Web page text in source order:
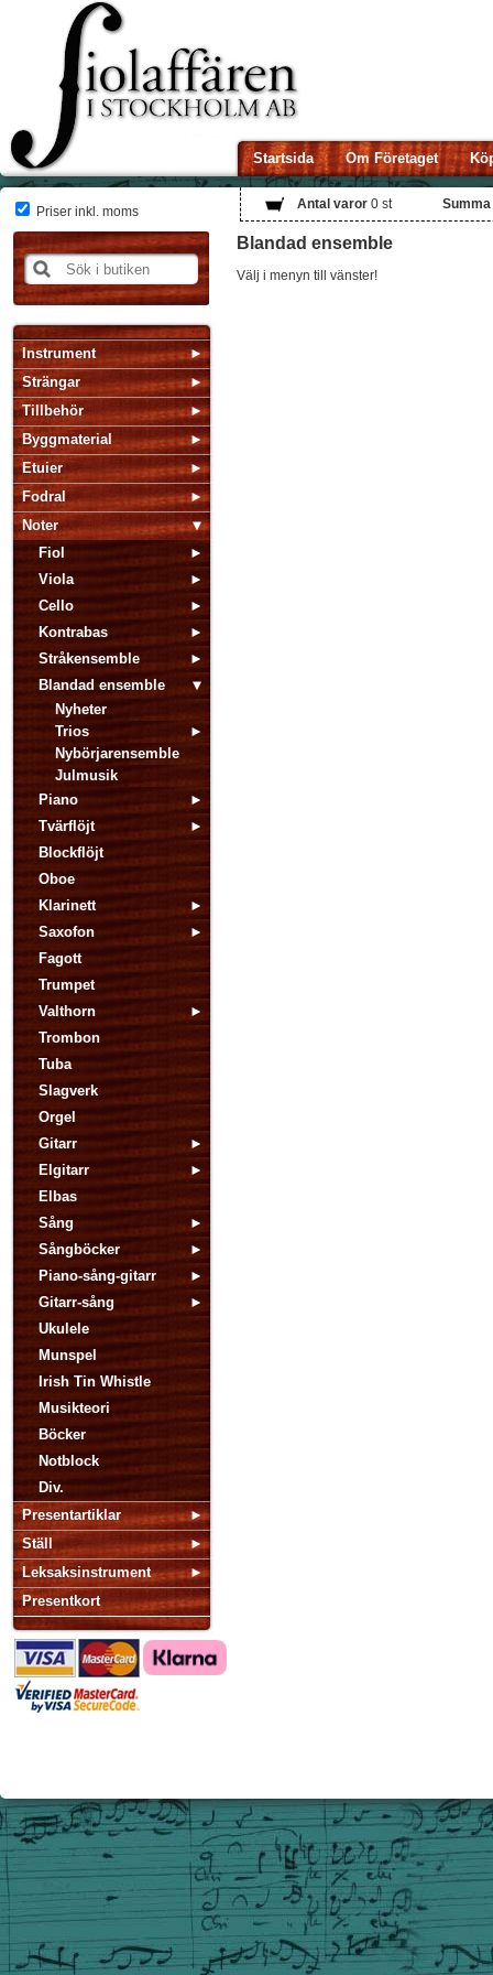
Startsida Om Företaget
Antal varor 0 st Summa
Priser inkl. moms
Instrument
Strängar
Tillbehör
Byggmaterial
Etuier
Fodral
Noter
Fiol
Viola
Cello
Kontrabas
Stråkensemble
Blandad ensemble
Nyheter
Trios
Nybörjarensemble
Julmusik
Piano
Tvärflöjt
Blockflöjt
Oboe
Klarinett
Saxofon
Fagott
Trumpet
Valthorn
Trombon
Tuba
Slagverk
Orgel
Gitarr
Elgitarr
Elbas
Sång
Sångböcker
Piano-sång-gitarr
Gitarr-sång
Ukulele
Munspel
Irish Tin Whistle
Musikteori
Böcker
Notblock
Div.
Presentartiklar
Ställ
Leksaksinstrument
Presentkort
Blandad ensemble
Välj i menyn till vänster!